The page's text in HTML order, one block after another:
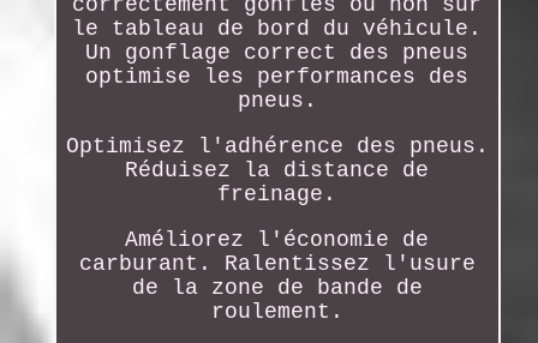
le tableau de bord du véhicule.
Un gonflage correct des pneus
optimise les performances des
pneus.
Optimisez l'adhérence des pneus.
Réduisez la distance de
freinage.
Améliorez l'économie de
carburant. Ralentissez l'usure
de la zone de bande de
roulement.